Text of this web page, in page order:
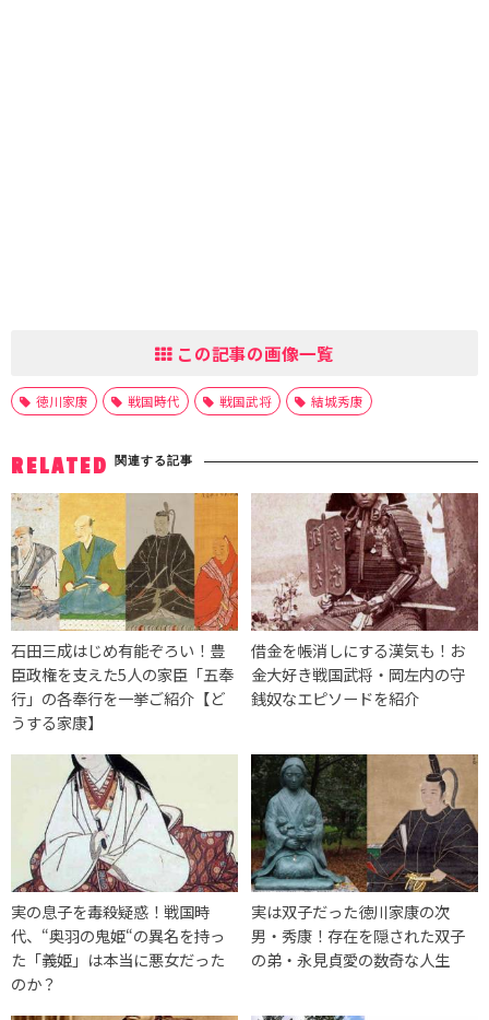
この記事の画像一覧
徳川家康 戦国時代 戦国武将 結城秀康
RELATED 関連する記事
石田三成はじめ有能ぞろい！豊
臣政権を支えた5人の家臣「五奉
行」の各奉行を一挙ご紹介【ど
うする家康】
借金を帳消しにする漢気も！お
金大好き戦国武将・岡左内の守
銭奴なエピソードを紹介
実の息子を毒殺疑惑！戦国時
代、“奥羽の鬼姫“の異名を持っ
た「義姫」は本当に悪女だった
のか？
実は双子だった徳川家康の次
男・秀康！存在を隠された双子
の弟・永見貞愛の数奇な人生